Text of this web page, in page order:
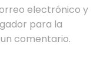
electrónico y
para la
comentario.